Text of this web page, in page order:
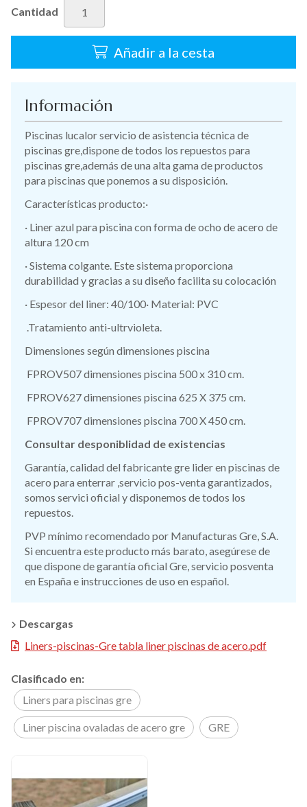
Cantidad
Añadir a la cesta
Información
Piscinas lucalor servicio de asistencia técnica de
piscinas gre,dispone de todos los repuestos para
piscinas gre,además de una alta gama de productos
para piscinas que ponemos a su disposición.
Características producto:·
· Liner azul para piscina con forma de ocho de acero de
altura 120 cm
· Sistema colgante. Este sistema proporciona
durabilidad y gracias a su diseño facilita su colocación
· Espesor del liner: 40/100· Material: PVC
.Tratamiento anti-ultrvioleta.
Dimensiones según dimensiones piscina
FPROV507 dimensiones piscina 500 x 310 cm.
FPROV627 dimensiones piscina 625 X 375 cm.
FPROV707 dimensiones piscina 700 X 450 cm.
Consultar desponiblidad de existencias
Garantía, calidad del fabricante gre lider en piscinas de
acero para enterrar ,servicio pos-venta garantizados,
somos servici oficial y disponemos de todos los
repuestos.
PVP mínimo recomendado por Manufacturas Gre, S.A.
Si encuentra este producto más barato, asegúrese de
que dispone de garantía oficial Gre, servicio posventa
en España e instrucciones de uso en español.
Descargas
Liners-piscinas-Gre tabla liner piscinas de acero.pdf
Clasificado en:
Liners para piscinas gre
Liner piscina ovaladas de acero gre GRE